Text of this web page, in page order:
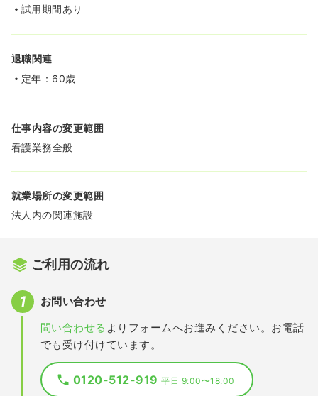
試用期間あり
退職関連
定年：60歳
仕事内容の変更範囲
看護業務全般
就業場所の変更範囲
法人内の関連施設
ご利用の流れ
お問い合わせ
問い合わせる よりフォームへお進みください。お電話
でも受け付けています。
0120-512-919平日 9:00〜18:00